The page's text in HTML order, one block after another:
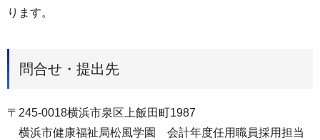
ります。
問合せ・提出先
〒245-0018横浜市泉区上飯田町1987
横浜市健康福祉局松風学園 会計年度任用職員採用担当